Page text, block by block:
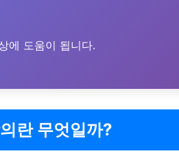
에 도움이 됩니다.
란 무엇일까?